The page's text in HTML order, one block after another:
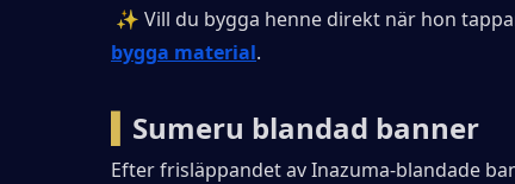
✨ Vill du bygga henne direkt när hon
bygga material.
Sumeru blandad banner
Efter frisläppandet av Inazuma-blandade